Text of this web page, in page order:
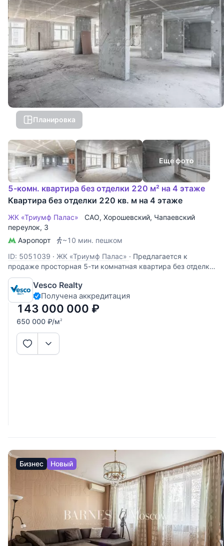
Планировка
Еще фото
5-комн. квартира без отделки 220 м² на 4 этаже
Квартира без отделки 220 кв. м на 4 этаже
ЖК «Триумф Палас» САО, Хорошевский, Чапаевский
переулок, 3
Аэропорт
~10 мин. пешком
ID: 5051039 · ЖК «Триумф Палас» · Предлагается к
продаже просторная 5-ти комнатная квартира без отделки
площадью 220 кв.м на 4-м этаже жилого комплекса
"Триумф Палас". Это редкая возможность реализовать
авторский дизайн-проект и создать идеальный дом для
большой семьи.
Vesco Realty
Получена аккредитация
143 000 000 ₽
650 000 ₽/м2
Бизнес Новый